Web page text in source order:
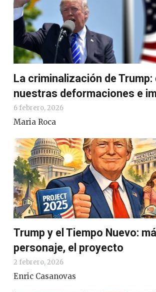
La criminalización de Trump:
nuestras deformaciones e
6 febrero, 2026
Maria Roca
Trump y el Tiempo Nuevo:
personaje, el proyecto
2 febrero, 2026
Enric Casanovas